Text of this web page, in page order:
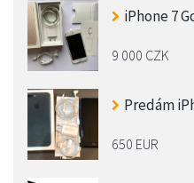
iPhone 7
9 000 CZK
Predám
650 EUR